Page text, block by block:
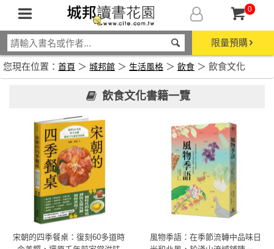
0
限量預購
您現在位置： 首頁 ＞ 城邦館 ＞ 生活風格 ＞ 飲食 ＞ 飲食文化
飲食文化書籍一覽
宋朝的四季餐桌：復刻60多道時
風物季語：在季節流轉中品味日